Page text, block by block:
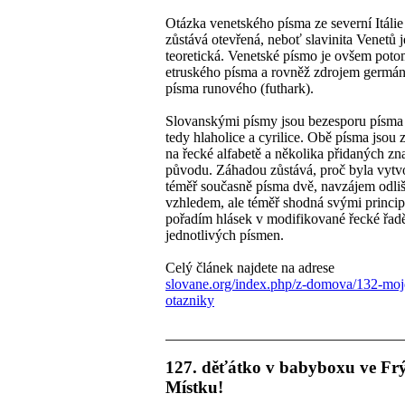
Otázka venetského písma ze severní
zůstává otevřená, neboť slavinita Venetů
teoretická. Venetské písmo je ovšem
etruského písma a rovněž zdrojem
písma runového (futhark).
Slovanskými písmy jsou bezesporu
tedy hlaholice a cyrilice. Obě písma jsou
na řecké alfabetě a několika přidaných
původu. Záhadou zůstává, proč byla
téměř současně písma dvě, navzájem
vzhledem, ale téměř shodná svými
pořadím hlásek v modifikované řecké
jednotlivých písmen.
Celý článek najdete na adrese
slovane.org/index.php/z-domova/132-
otazniky
127. děťátko v babyboxu ve
Místku!